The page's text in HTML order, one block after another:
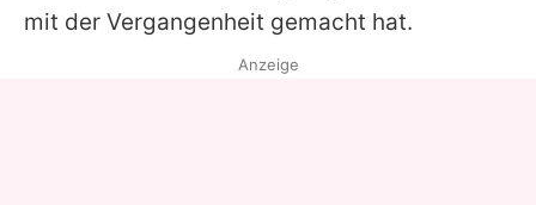
mit der Vergangenheit gemacht hat.
Anzeige